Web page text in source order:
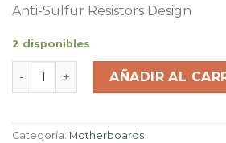
Anti-Sulfur Resistors Design
2 disponibles
Motherboard Gigabyte Intel
AÑADIR AL
Categoría: Motherboards